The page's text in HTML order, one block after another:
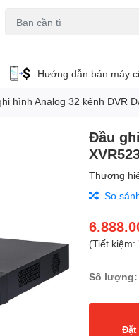
Hướng dẫn bán máy
hình Analog 32 kênh DVR
Đầu
Thương
So
(Tiết kiệm:
Số lượng:
Đặt